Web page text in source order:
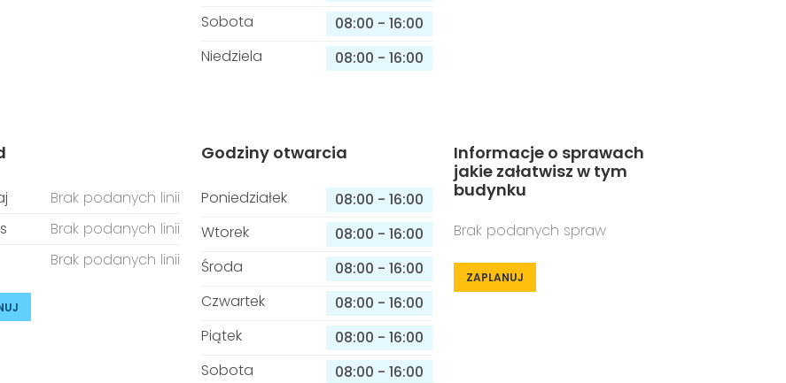
Sobota
08:00 - 16:00
Niedziela
08:00 - 16:00
Brak podanych linii
Brak podanych linii
Brak podanych linii
Godziny otwarcia
Poniedziałek 08:00 - 16:00
Wtorek
08:00 - 16:00
Środa
08:00 - 16:00
Czwartek
08:00 - 16:00
Piątek
08:00 - 16:00
Sobota
08:00 - 16:00
Informacje o sprawach
jakie załatwisz w tym
budynku
Brak podanych spraw
ZAPLANUJ